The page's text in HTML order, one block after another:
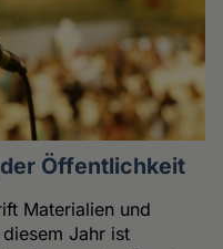
Öffentlichkeit
Materialien und
Jahr ist